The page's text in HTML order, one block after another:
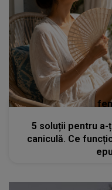
5 soluții pentru
caniculă. Ce